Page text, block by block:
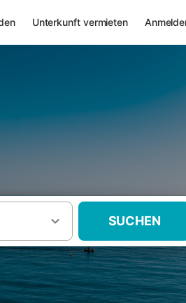
Unterkunft vermieten
SUCHEN